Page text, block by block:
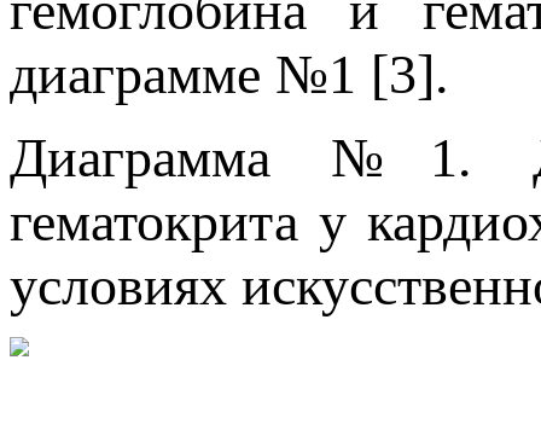
диаграмме №1 [3].
Диаграмма №1.
гематокрита у
условиях